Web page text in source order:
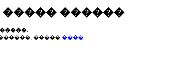
����� ������
����� ����